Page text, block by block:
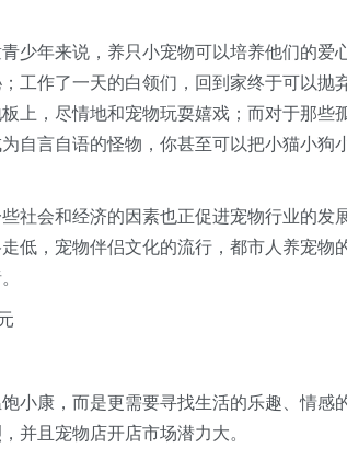
年来说，养只小宠物可以培养他们的爱
工作了一天的白领们，回到家终于可以抛
上，尽情地和宠物玩耍嬉戏；而对于那些
自言自语的怪物，你甚至可以把小猫小狗
会和经济的因素也正促进宠物行业的发
低，宠物伴侣文化的流行，都市人养宠物
康，而是更需要寻找生活的乐趣、情感
并且宠物店开店市场潜力大。